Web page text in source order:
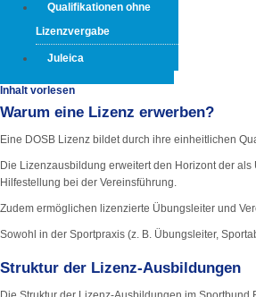
Qualifikationen ohne
Lizenzvergabe
Juleica
Inhalt vorlesen
Warum eine Lizenz erwerben?
Eine DOSB Lizenz bildet durch ihre einheitlichen
Die Lizenzausbildung erweitert den Horizont der
Hilfestellung bei der Vereinsführung.
Zudem ermöglichen lizenzierte Übungsleiter und
Sowohl in der Sportpraxis (z. B. Übungsleiter,
Struktur der Lizenz-Ausbildungen